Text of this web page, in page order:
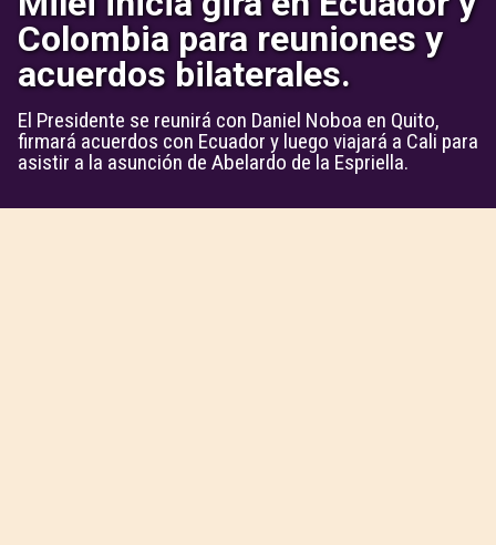
Colombia para reuniones y
acuerdos bilaterales.
El Presidente se reunirá con Daniel Noboa en Quito,
firmará acuerdos con Ecuador y luego viajará a Cali para
asistir a la asunción de Abelardo de la Espriella.